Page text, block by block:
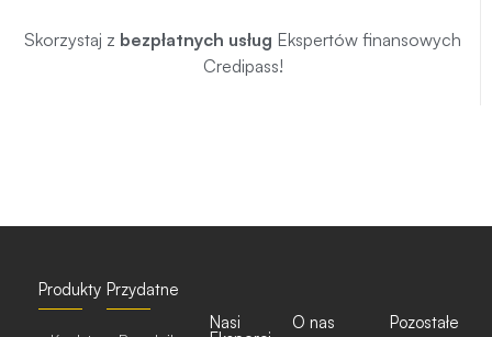
Skorzystaj z bezpłatnych usług Ekspertów finansowych
Credipass!
Produkty Przydatne
Nasi O nas Pozostałe